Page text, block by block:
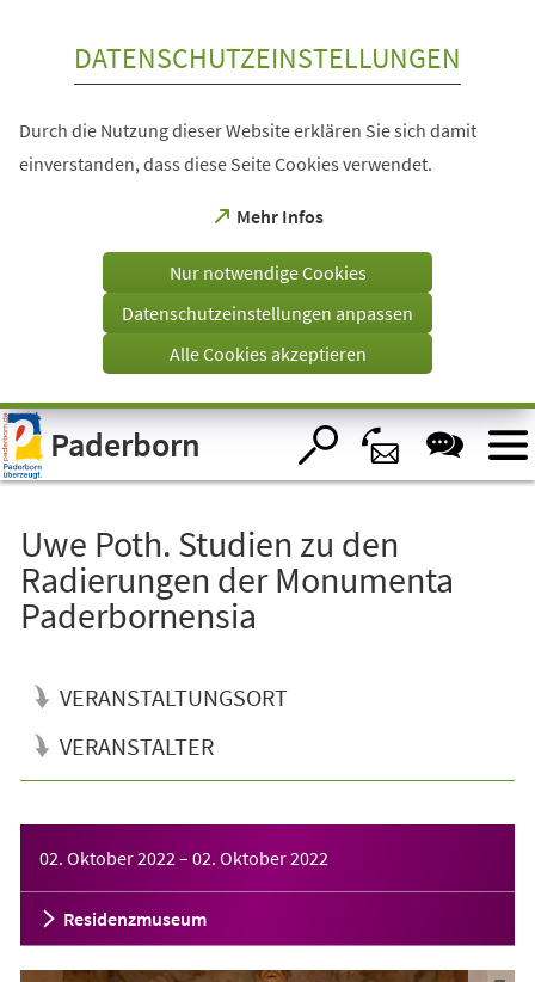
Visuelle
Assistenzsoftware
öffnen.
DATENSCHUTZEINSTELLUNGEN
Durch die Nutzung dieser Website erklären Sie sich damit
einverstanden, dass diese Seite Cookies verwendet.
Mehr Infos
(Öffnet
einem
Tab)
Nur notwendige Cookies
Datenschutzeinstellungen anpassen
Alle Cookies akzeptieren
Paderborn
Uwe Poth. Studien zu den
Radierungen der Monumenta
Paderbornensia
VERANSTALTUNGSORT
VERANSTALTER
02. Oktober 2022 – 02. Oktober 2022
Residenzmuseum